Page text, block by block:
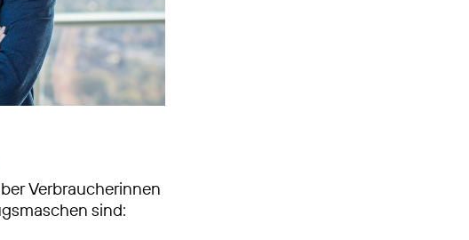
Verbraucherinnen
sind: